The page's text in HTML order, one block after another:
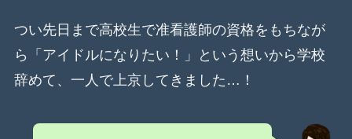
つい先日まで高校生で准看護師の資格をもちなが
ら「アイドルになりたい！」という想いから学校
辞めて、一人で上京してきました…！